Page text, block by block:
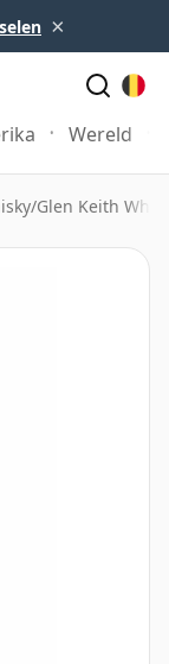
×
Wereld
/Glen Keith